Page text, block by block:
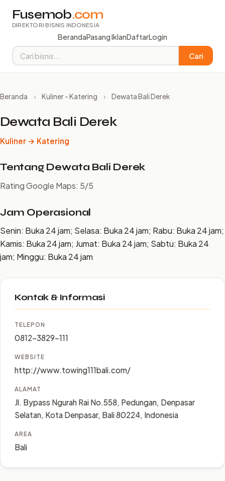
Fusemob.com
DIREKTORI BISNIS INDONESIA
BerandaPasang IklanDaftarLogin
Cari
Beranda › Kuliner - Katering › Dewata Bali Derek
Dewata Bali Derek
Kuliner → Katering
Tentang Dewata Bali Derek
Rating Google Maps: 5/5
Jam Operasional
Senin: Buka 24 jam; Selasa: Buka 24 jam; Rabu: Buka 24 jam;
Kamis: Buka 24 jam; Jumat: Buka 24 jam; Sabtu: Buka 24
jam; Minggu: Buka 24 jam
Kontak & Informasi
TELEPON
0812-3829-111
WEBSITE
http://www.towing111bali.com/
ALAMAT
Jl. Bypass Ngurah Rai No.558, Pedungan, Denpasar
Selatan, Kota Denpasar, Bali 80224, Indonesia
AREA
Bali